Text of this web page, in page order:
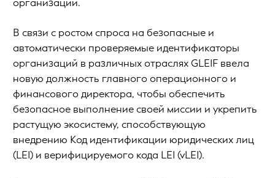
организации.
В связи с ростом спроса на безопасные и
автоматически проверяемые идентификаторы
организаций в различных отраслях GLEIF ввела
новую должность главного операционного и
финансового директора, чтобы обеспечить
безопасное выполнение своей миссии и укрепить
растущую экосистему, способствующую
внедрению Код идентификации юридических лиц
(LEI) и верифицируемого кода LEI (vLEI).